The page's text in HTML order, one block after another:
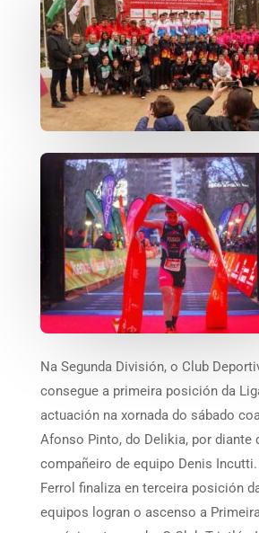
Na Segunda División, o Club
consegue a primeira posición da
actuación na xornada do sábado
Afonso Pinto, do Delikia, por diante
compañeiro de equipo Denis
Ferrol finaliza en terceira posición
equipos logran o ascenso a